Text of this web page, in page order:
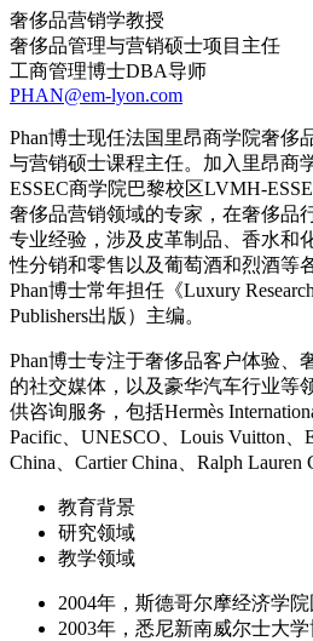
奢侈品营销学教授
奢侈品管理与营销硕士项目主任
工商管理博士DBA导师
PHAN@em-lyon.com
Phan博士现任法国里昂商学院奢侈
与营销硕士课程主任。加入里昂商
ESSEC商学院巴黎校区LVMH-
奢侈品营销领域的专家，在奢侈品
专业经验，涉及皮革制品、香水和
性分销和零售以及葡萄酒和烈酒等
Phan博士常年担任《Luxury
Publishers出版）主编。
Phan博士专注于奢侈品客户体验、
的社交媒体，以及豪华汽车行业等
供咨询服务，包括Hermès
Pacific、UNESCO、Louis Vuitton、
China、Cartier China、Ralph Lauren
教育背景
研究领域
教学领域
2004年，斯德哥尔摩经济学
2003年，悉尼新南威尔士大